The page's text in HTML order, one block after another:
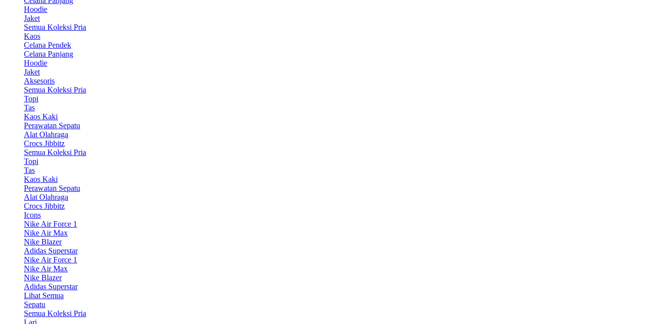
Hoodie
Jaket
Semua Koleksi Pria
Kaos
Celana Pendek
Celana Panjang
Hoodie
Jaket
Aksesoris
Semua Koleksi Pria
Topi
Tas
Kaos Kaki
Perawatan Sepatu
Alat Olahraga
Crocs Jibbitz
Semua Koleksi Pria
Topi
Tas
Kaos Kaki
Perawatan Sepatu
Alat Olahraga
Crocs Jibbitz
Icons
Nike Air Force 1
Nike Air Max
Nike Blazer
Adidas Superstar
Nike Air Force 1
Nike Air Max
Nike Blazer
Adidas Superstar
Lihat Semua
Sepatu
Semua Koleksi Pria
Lari